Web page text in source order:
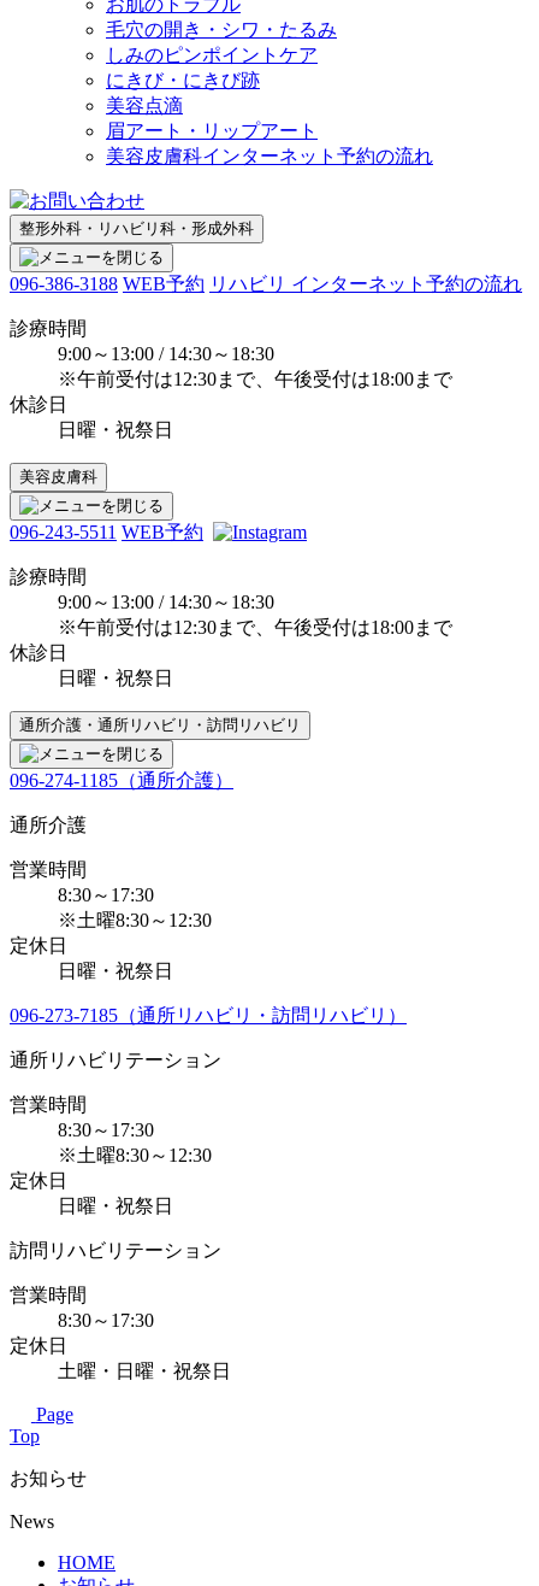
お肌のトラブル
毛穴の開き・シワ・たるみ
しみのピンポイントケア
にきび・にきび跡
美容点滴
眉アート・リップアート
美容皮膚科インターネット予約の流れ
整形外科・リハビリ科・形成外科
096-386-3188 WEB予約 リハビリ インターネット予約の流れ
診療時間
9:00～13:00 / 14:30～18:30
※午前受付は12:30まで、午後受付は18:00まで
休診日
日曜・祝祭日
美容皮膚科
096-243-5511 WEB予約
診療時間
9:00～13:00 / 14:30～18:30
※午前受付は12:30まで、午後受付は18:00まで
休診日
日曜・祝祭日
通所介護・通所リハビリ・訪問リハビリ
096-274-1185（通所介護）
通所介護
営業時間
8:30～17:30
※土曜8:30～12:30
定休日
日曜・祝祭日
096-273-7185（通所リハビリ・訪問リハビリ）
通所リハビリテーション
営業時間
8:30～17:30
※土曜8:30～12:30
定休日
日曜・祝祭日
訪問リハビリテーション
営業時間
8:30～17:30
定休日
土曜・日曜・祝祭日
Page
Top
お知らせ
News
HOME